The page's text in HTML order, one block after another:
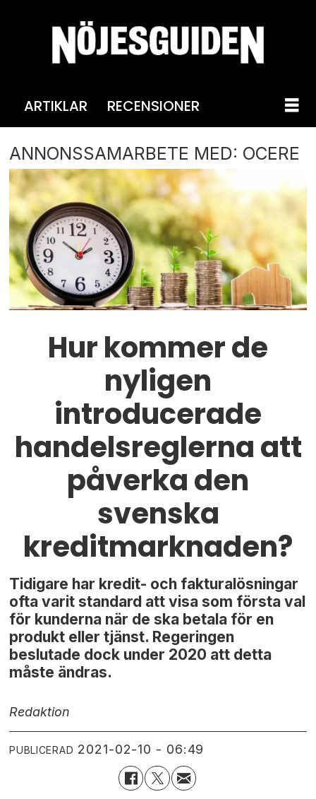
ARTIKLAR RECENSIONER
ANNONSSAMARBETE MED: OCERE
Hur kommer de
nyligen
introducerade
handelsreglerna att
påverka den
svenska
kreditmarknaden?
Tidigare har kredit- och fakturalösningar
ofta varit standard att visa som första val
för kunderna när de ska betala för en
produkt eller tjänst. Regeringen
beslutade dock under 2020 att detta
måste ändras.
Redaktion
PUBLICERAD 2021-02-10 - 06:49